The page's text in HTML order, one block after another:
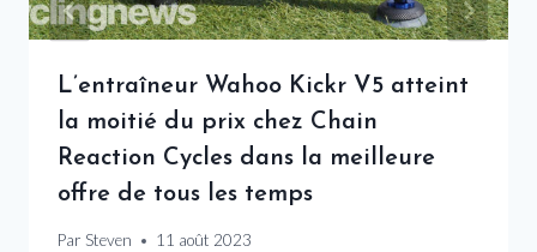
L’entraîneur Wahoo Kickr V5 atteint
la moitié du prix chez Chain
Reaction Cycles dans la meilleure
offre de tous les temps
Par Steven 11 août 2023